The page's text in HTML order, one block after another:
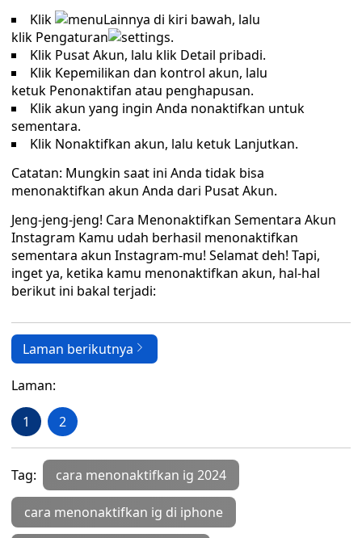
Klik
Lainnya di kiri bawah, lalu
klik Pengaturan
.
Klik Pusat Akun, lalu klik Detail pribadi.
Klik Kepemilikan dan kontrol akun, lalu
ketuk Penonaktifan atau penghapusan.
Klik akun yang ingin Anda nonaktifkan untuk
sementara.
Klik Nonaktifkan akun, lalu ketuk Lanjutkan.
Catatan: Mungkin saat ini Anda tidak bisa
menonaktifkan akun Anda dari Pusat Akun.
Jeng-jeng-jeng! Cara Menonaktifkan Sementara Akun
Instagram Kamu udah berhasil menonaktifkan
sementara akun Instagram-mu! Selamat deh! Tapi,
inget ya, ketika kamu menonaktifkan akun, hal-hal
berikut ini bakal terjadi:
Laman berikutnya
Laman:
1 2
Tag: cara menonaktifkan ig 2024
cara menonaktifkan ig di iphone